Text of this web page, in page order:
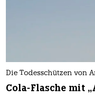
Die Todesschützen von
Cola-Flasche mit